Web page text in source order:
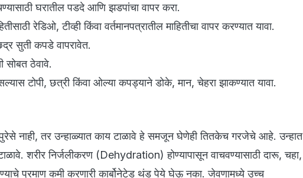
घरातील पडदे आणि झडपांचा वापर करा.
रेडिओ, टीव्ही किंवा वर्तमानपत्रातील माहितीचा वापर करण्यात यावा.
सुती कपडे वापरावेत.
सोबत ठेवावे.
टोपी, छत्री किंवा ओल्या कपड्याने डोके, मान, चेहरा झाकण्यात यावा.
नाही, तर उन्हाळ्यात काय टाळावे हे समजून घेणेही तितकेच गरजेचे आहे. उन्हात
शरीर निर्जलीकरण (Dehydration) होण्यापासून वाचवण्यासाठी दारू, चहा,
प्रमाण कमी करणारी कार्बोनेटेड थंड पेये घेऊ नका. जेवणामध्ये उच्च